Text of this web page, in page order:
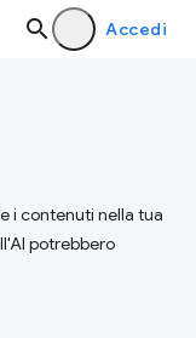
Accedi
i contenuti nella tua
potrebbero